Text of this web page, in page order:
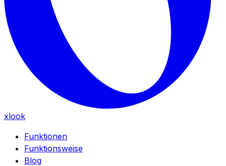
xlook
Funktionen
Funktionsweise
Blog